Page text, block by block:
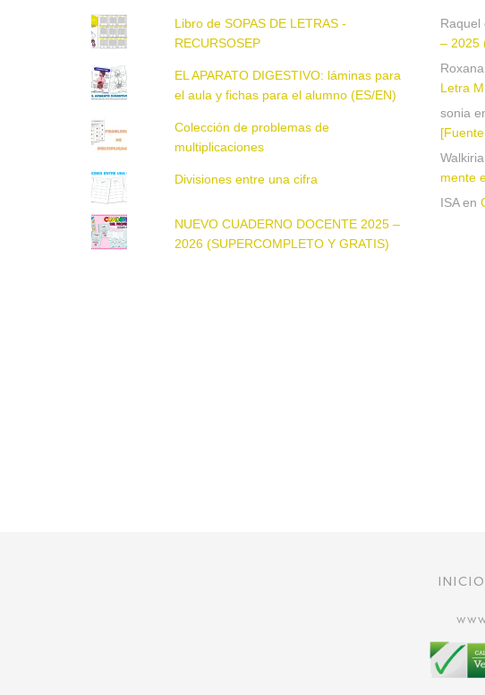
Libro de SOPAS DE LETRAS -
RECURSOSEP
EL APARATO DIGESTIVO: láminas para
el aula y fichas para el alumno (ES/EN)
Colección de problemas de
multiplicaciones
Divisiones entre una cifra
NUEVO CUADERNO DOCENTE 2025 –
2026 (SUPERCOMPLETO Y GRATIS)
Raquel
– 2025
Letra
sonia
mente
ISAen
INICIO